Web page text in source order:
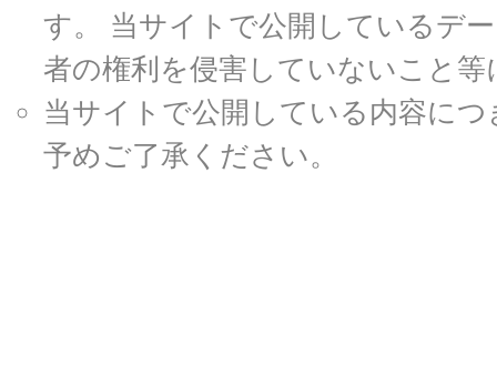
す。 当サイトで公開しているデ
者の権利を侵害していないこと
当サイトで公開している内容に
予めご了承ください。